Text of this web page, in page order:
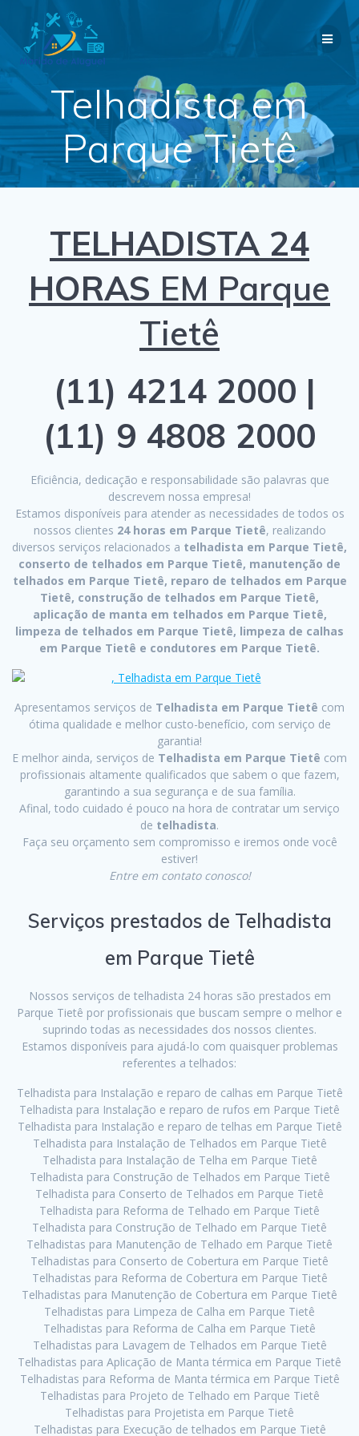
Telhadista em
Parque Tietê
TELHADISTA 24
HORAS EM Parque
Tietê
(11) 4214 2000 |
(11) 9 4808 2000
Eficiência, dedicação e responsabilidade são palavras que
descrevem nossa empresa!
Estamos disponíveis para atender as necessidades de todos os
nossos clientes 24 horas em Parque Tietê, realizando
diversos serviços relacionados a telhadista em Parque Tietê,
conserto de telhados em Parque Tietê, manutenção de
telhados em Parque Tietê, reparo de telhados em Parque
Tietê, construção de telhados em Parque Tietê,
aplicação de manta em telhados em Parque Tietê,
limpeza de telhados em Parque Tietê, limpeza de calhas
em Parque Tietê e condutores em Parque Tietê.
Apresentamos serviços de Telhadista em Parque Tietê com
ótima qualidade e melhor custo-benefício, com serviço de
garantia!
E melhor ainda, serviços de Telhadista em Parque Tietê com
profissionais altamente qualificados que sabem o que fazem,
garantindo a sua segurança e de sua família.
Afinal, todo cuidado é pouco na hora de contratar um serviço
de telhadista.
Faça seu orçamento sem compromisso e iremos onde você
estiver!
Entre em contato conosco!
Serviços prestados de Telhadista
em Parque Tietê
Nossos serviços de telhadista 24 horas são prestados em
Parque Tietê por profissionais que buscam sempre o melhor e
suprindo todas as necessidades dos nossos clientes.
Estamos disponíveis para ajudá-lo com quaisquer problemas
referentes a telhados:
Telhadista para Instalação e reparo de calhas em Parque Tietê
Telhadista para Instalação e reparo de rufos em Parque Tietê
Telhadista para Instalação e reparo de telhas em Parque Tietê
Telhadista para Instalação de Telhados em Parque Tietê
Telhadista para Instalação de Telha em Parque Tietê
Telhadista para Construção de Telhados em Parque Tietê
Telhadista para Conserto de Telhados em Parque Tietê
Telhadista para Reforma de Telhado em Parque Tietê
Telhadista para Construção de Telhado em Parque Tietê
Telhadistas para Manutenção de Telhado em Parque Tietê
Telhadistas para Conserto de Cobertura em Parque Tietê
Telhadistas para Reforma de Cobertura em Parque Tietê
Telhadistas para Manutenção de Cobertura em Parque Tietê
Telhadistas para Limpeza de Calha em Parque Tietê
Telhadistas para Reforma de Calha em Parque Tietê
Telhadistas para Lavagem de Telhados em Parque Tietê
Telhadistas para Aplicação de Manta térmica em Parque Tietê
Telhadistas para Reforma de Manta térmica em Parque Tietê
Telhadistas para Projeto de Telhado em Parque Tietê
Telhadistas para Projetista em Parque Tietê
Telhadistas para Execução de telhados em Parque Tietê